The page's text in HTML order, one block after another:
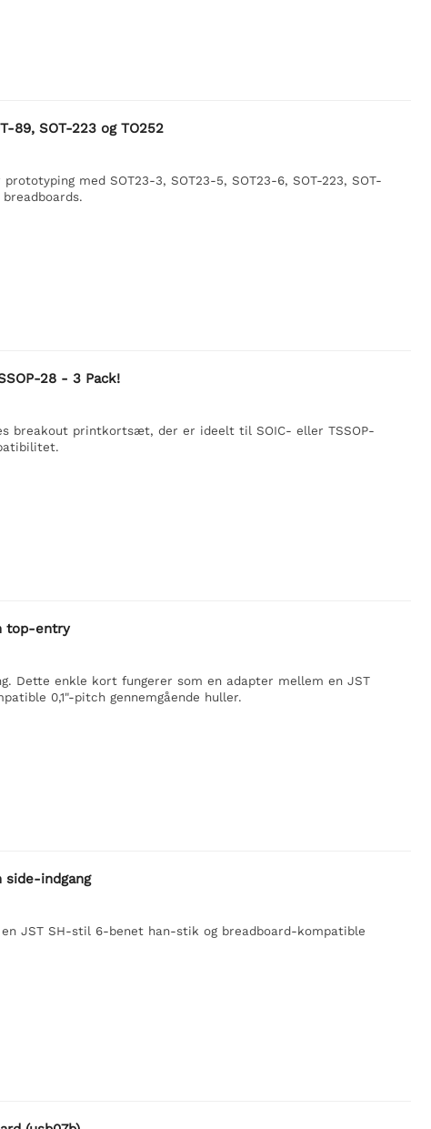
89, SOT-223 og TO252
med SOT23-3, SOT23-5, SOT23-6, SOT-223, SOT-
28 - 3 Pack!
breakout printkortsæt, der er ideelt til SOIC- eller TSSOP-
top-entry
Dette enkle kort fungerer som en adapter mellem en JST
0,1"-pitch gennemgående huller.
indgang
JST SH-stil 6-benet han-stik og breadboard-kompatible